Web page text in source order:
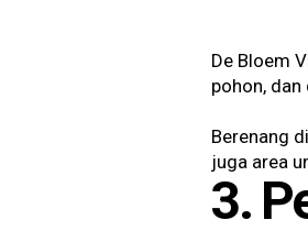
De Bloem
pohon,
Berenang
juga area
3.